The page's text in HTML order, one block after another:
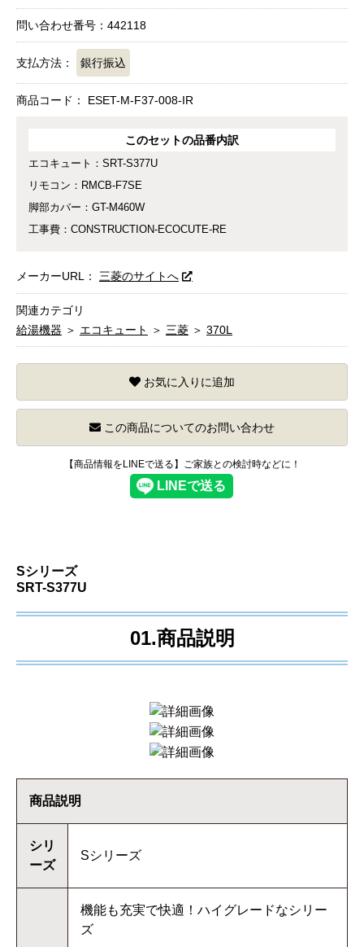
問い合わせ番号：442118
支払方法： 銀行振込
商品コード： ESET-M-F37-008-IR
このセットの品番内訳
エコキュート：SRT-S377U
リモコン：RMCB-F7SE
脚部カバー：GT-M460W
工事費：CONSTRUCTION-ECOCUTE-RE
メーカーURL： 三菱のサイトへ
関連カテゴリ
給湯機器 ＞ エコキュート ＞ 三菱 ＞ 370L
お気に入りに追加
この商品についてのお問い合わせ
【商品情報をLINEで送る】ご家族との検討時などに！
Sシリーズ
SRT-S377U
01.商品説明
商品説明
シリ
ーズ
Sシリーズ
機能も充実で快適！ハイグレードなシリー
ズ